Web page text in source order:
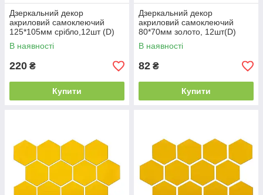
Дзеркальний декор
акриловий самоклеючий
125*105мм срібло,12шт (D)
SW-00002513
В наявності
220 ₴
Купити
Дзеркальний декор
акриловий самоклеючий
80*70мм золото, 12шт(D)
SW-00002515
В наявності
82 ₴
Купити